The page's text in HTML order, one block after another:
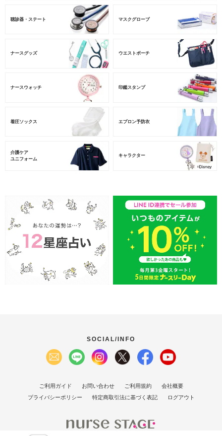
聴診器・ステート マスクグローブ
ナースグッズ ウエストポーチ
ナースウォッチ 印鑑スタンプ
着圧ソックス エプロン予防衣
介護ケア
ユニフォーム
キャラクター
SOCIAL/INFO
ご利用ガイド お問い合わせ ご利用規約
会社概要
プライバシーポリシー
特定商取引法に基づく表記 ログアウト